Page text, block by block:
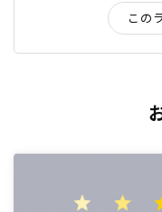
この